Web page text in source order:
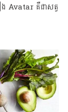
ង Avatar គឺជាសត្វ